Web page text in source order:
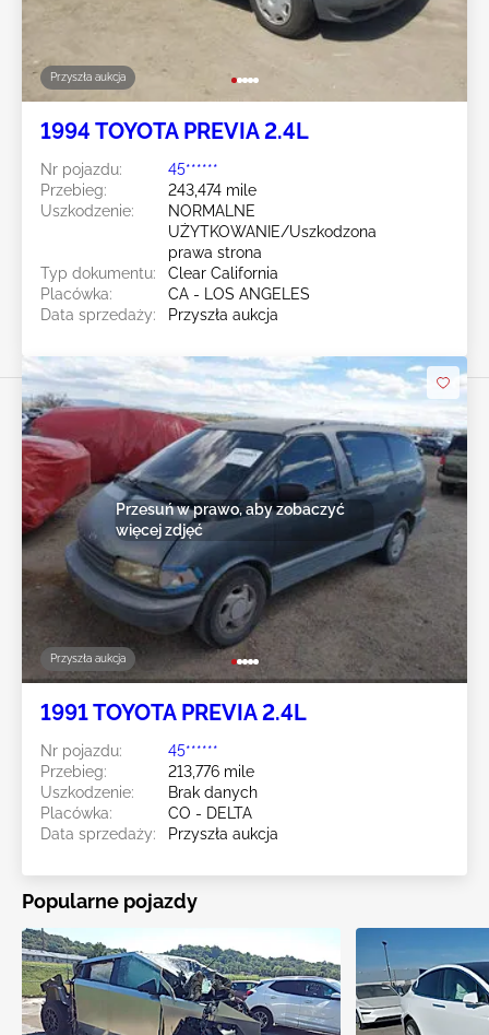
Przyszła aukcja
1994 TOYOTA PREVIA 2.4L
Nr pojazdu:
45******
Przebieg:
243,474 mile
Uszkodzenie:
NORMALNE
UŻYTKOWANIE/Uszkodzona
prawa strona
Typ dokumentu:
Clear California
Placówka:
CA - LOS ANGELES
Data sprzedaży:
Przyszła aukcja
Przyszła aukcja
Przesuń w prawo, aby zobaczyć
więcej zdjęć
1991 TOYOTA PREVIA 2.4L
Nr pojazdu:
45******
Przebieg:
213,776 mile
Uszkodzenie:
Brak danych
Placówka:
CO - DELTA
Data sprzedaży:
Przyszła aukcja
Popularne pojazdy